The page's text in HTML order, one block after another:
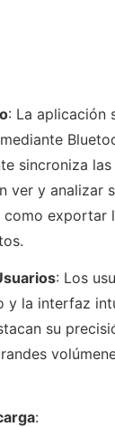
: La aplicación
sincroniza
ver y analizar
como exportar
: Los
y la interfaz
su
: